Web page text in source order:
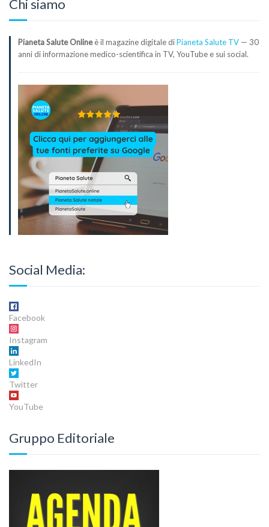
Chi siamo
Pianeta Salute Onlineè il magazine digitale diPianeta Salute TV — 30
anni di informazione medico-scientifica in TV, YouTube e sui social.
Social Media:
Facebook
Instagram
LinkedIn
Twitter
YouTube
Gruppo Editoriale